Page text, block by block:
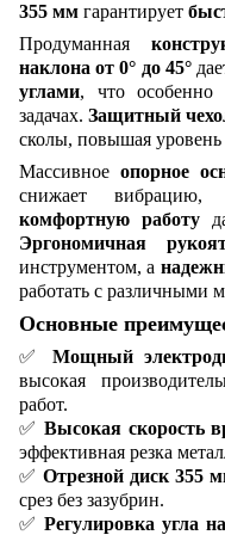
355 мм гарантирует
Продуманная
наклона от 0° до 45°
углами, что
задачах. Защитный
сколы, повышая уровень
Массивное опорное
снижает вибрацию,
комфортную работу
Эргономичная
инструментом, а
работать с различными
Основные
✅Мощный
высокая
работ.
✅Высокая скорость
эффективная резка
✅ Отрезной диск 355
срез без зазубрин.
✅Регулировка угла